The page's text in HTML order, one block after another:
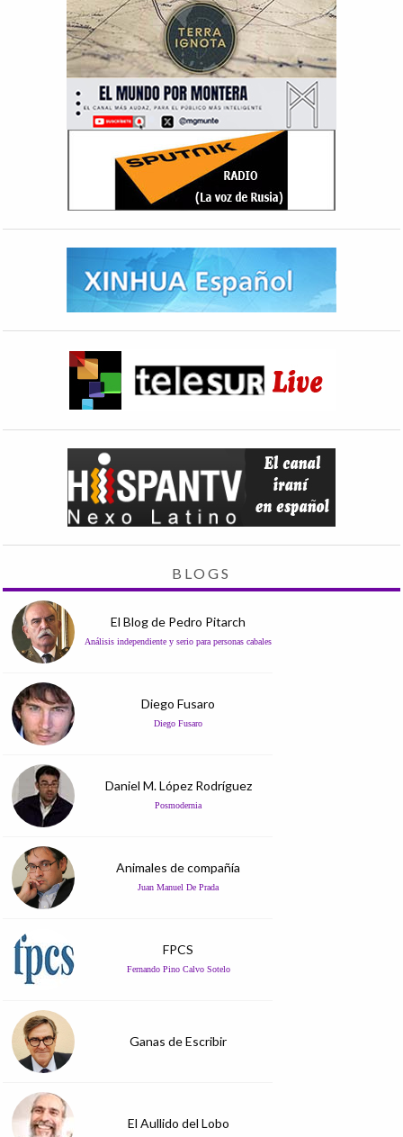
BLOGS
El Blog de Pedro Pitarch
Análisis independiente y serio para personas cabales
Diego Fusaro
Diego Fusaro
Daniel M. López Rodríguez
Posmodernia
Animales de compañía
Juan Manuel De Prada
FPCS
Fernando Pino Calvo Sotelo
Ganas de Escribir
El Aullido del Lobo